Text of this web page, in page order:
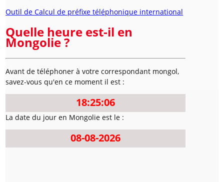
Outil de Calcul de préfixe téléphonique international
Quelle heure est-il en
Mongolie ?
Avant de téléphoner à votre correspondant mongol,
savez-vous qu'en ce moment il est :
18:25:06
La date du jour en Mongolie est le :
08-08-2026